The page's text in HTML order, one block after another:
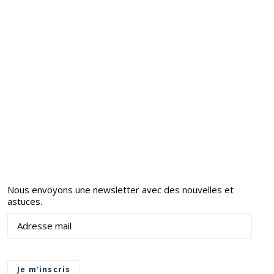
Nous envoyons une newsletter avec des nouvelles et
astuces.